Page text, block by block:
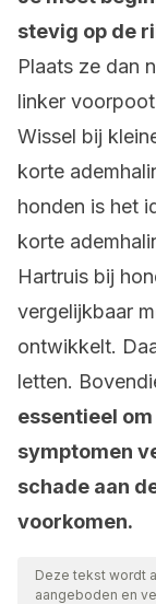
stevig op de
Plaats ze dan
linker
Wissel bij
korte
honden is het
korte
Hartruis bij
vergelijkbaar
ontwikkelt.
letten.
essentieel
symptomen
schade aan
voorkomen.
Deze tekst wordt
aangeboden en